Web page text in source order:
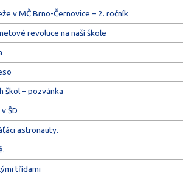
v MČ Brno-Černovice – 2. ročník
revoluce na naší škole
škol – pozvánka
ŠD
astronauty.
třídami